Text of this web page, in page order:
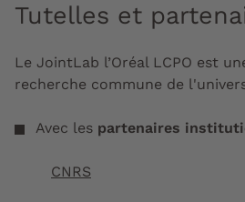
Tutelles et
Le JointLab l’Oréal LCPO est
recherche commune de
Avec les partenaires
CNRS